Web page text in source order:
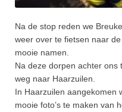
Na de stop reden we
weer over te fietsen naar
mooie namen.
Na deze dorpen achter
weg naar Haarzuilen.
In Haarzuilen aangekomen
mooie foto’s te maken van